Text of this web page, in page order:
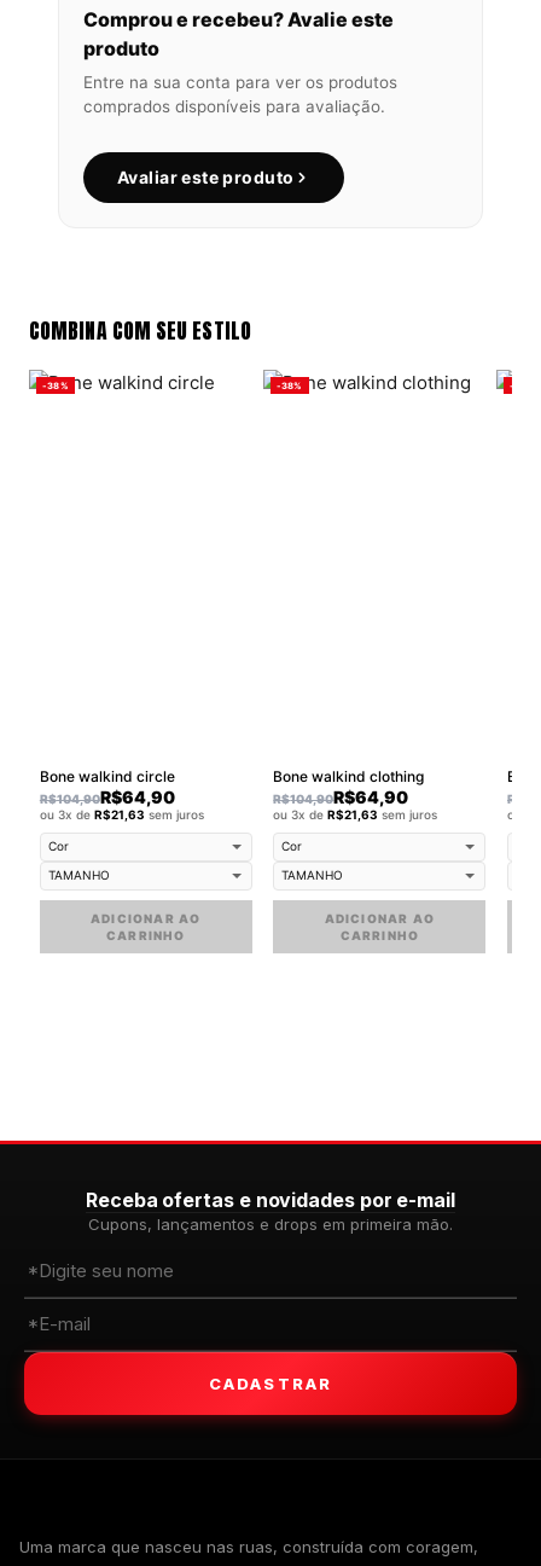
Comprou e recebeu? Avalie este
produto
Entre na sua conta para ver os produtos
comprados disponíveis para avaliação.
Avaliar este produto
COMBINA COM SEU ESTILO
-38%
Bone walkind circle
R$104,90R$64,90
ou 3x de R$21,63 sem juros
ADICIONAR AO
CARRINHO
-38%
Bone walkind clothing
R$104,90R$64,90
ou 3x deR$21,63 sem juros
ADICIONAR AO
CARRINHO
-38%
R$
ou
Receba ofertas e novidades por e-mail
Cupons, lançamentos e drops em primeira mão.
CADASTRAR
Uma marca que nasceu nas ruas, construída com coragem,